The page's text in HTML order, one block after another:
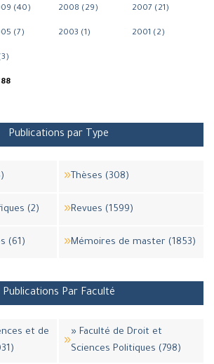
(40) 2008 (29) 2007 (21)
(7) 2003 (1) 2001 (2)
Publications par Type
Thèses (308)
(2) Revues (1599)
(61) Mémoires de master (1853)
Publications Par Faculté
et de
» Faculté de Droit et
Sciences Politiques (798)